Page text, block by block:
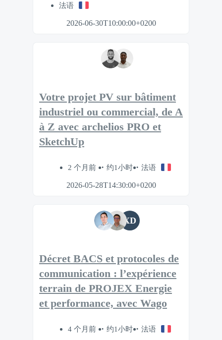
法语
2026-06-30T10:00:00+0200
Votre projet PV sur bâtiment
industriel ou commercial, de A
à Z avec archelios PRO et
SketchUp
2 个月前 约1小时 法语
2026-05-28T14:30:00+0200
XD
Décret BACS et protocoles de
communication : l’expérience
terrain de PROJEX Energie
et performance, avec Wago
4 个月前 约1小时 法语